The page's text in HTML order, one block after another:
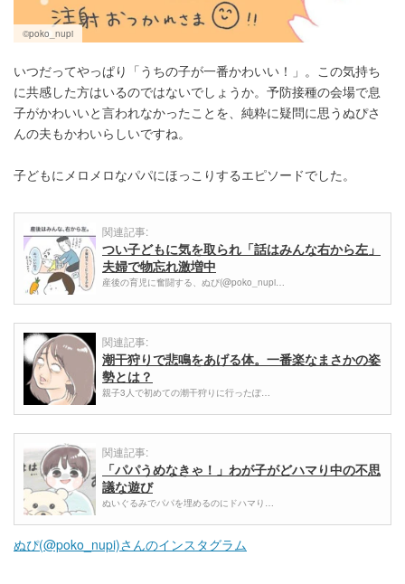
©poko_nupi
いつだってやっぱり「うちの子が一番かわいい！」。この気持ち
に共感した方はいるのではないでしょうか。予防接種の会場で息
子がかわいいと言われなかったことを、純粋に疑問に思うぬぴさ
んの夫もかわいらしいですね。
子どもにメロメロなパパにほっこりするエピソードでした。
関連記事:
つい子どもに気を取られ「話はみんな右から左」
夫婦で物忘れ激増中
産後の育児に奮闘する、ぬぴ(@poko_nupi…
関連記事:
潮干狩りで悲鳴をあげる体。一番楽なまさかの姿
勢とは？
親子3人で初めての潮干狩りに行ったぽ…
関連記事:
「パパうめなきゃ！」わが子がどハマり中の不思
議な遊び
ぬいぐるみでパパを埋めるのにドハマり…
ぬぴ(@poko_nupi)さんのインスタグラム